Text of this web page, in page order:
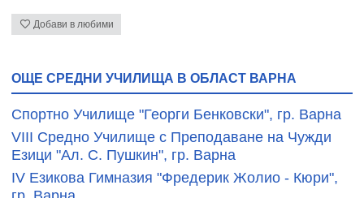
Добави в любими
ОЩЕ СРЕДНИ УЧИЛИЩА В ОБЛАСТ ВАРНА
Cпортно Училище "Георги Бенковски", гр. Варна
VIII Средно Училище с Преподаване на Чужди
Езици "Ал. С. Пушкин", гр. Варна
ІV Езикова Гимназия "Фредерик Жолио - Кюри",